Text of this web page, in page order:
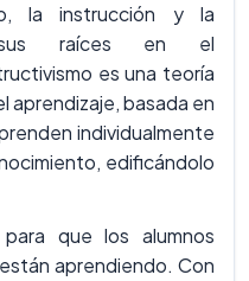
la instrucción y la
sus raíces en el
es una teoría
aprendizaje, basada en
individualmente
edificándolo
que los alumnos
aprendiendo. Con